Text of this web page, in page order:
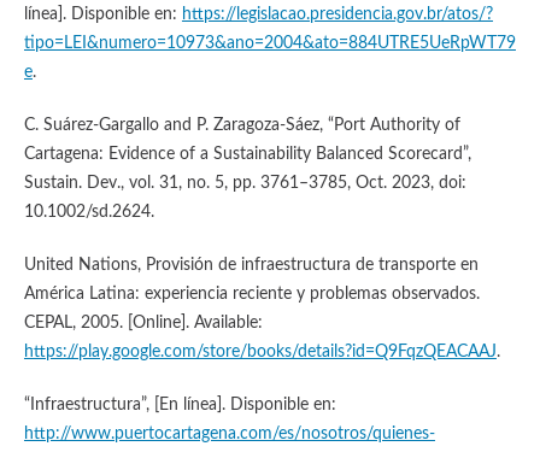
línea]. Disponible en: https://legislacao.presidencia.gov.br/atos/?
tipo=LEI&numero=10973&ano=2004&ato=884UTRE5UeRpWT79
e.
C. Suárez-Gargallo and P. Zaragoza-Sáez, “Port Authority of
Cartagena: Evidence of a Sustainability Balanced Scorecard”,
Sustain. Dev., vol. 31, no. 5, pp. 3761–3785, Oct. 2023, doi:
10.1002/sd.2624.
United Nations, Provisión de infraestructura de transporte en
América Latina: experiencia reciente y problemas observados.
CEPAL, 2005. [Online]. Available:
https://play.google.com/store/books/details?id=Q9FqzQEACAAJ.
“Infraestructura”, [En línea]. Disponible en:
http://www.puertocartagena.com/es/nosotros/quienes-